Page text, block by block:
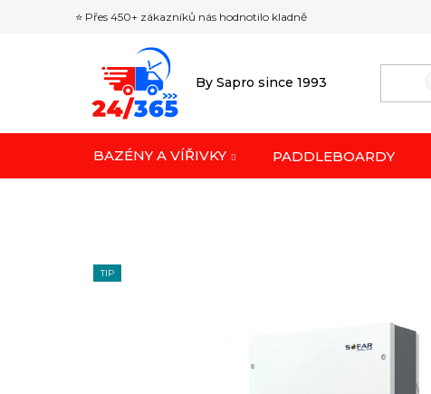
⭐ Přes 450+ zákazníků nás hodnotilo kladně
By Sapro since 1993
BAZÉNY A VÍŘIVKY PADDLEBOARDY
TIP